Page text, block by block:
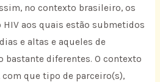
no contexto brasileiro, os
aos quais estão submetidos
e altas e aqueles de
bastante diferentes. O contexto
que tipo de parceiro(s),